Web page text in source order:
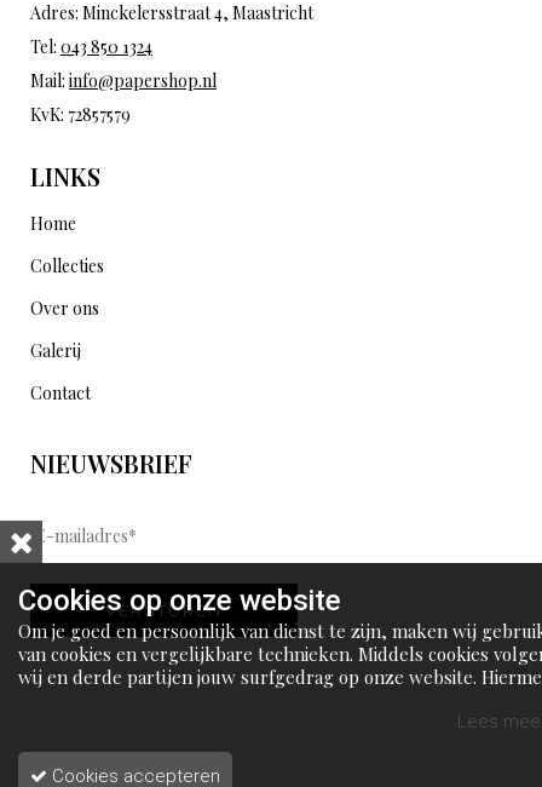
Adres: Minckelersstraat 4, Maastricht
Tel: 043 850 1324
Mail: info@papershop.nl
KvK: 72857579
LINKS
Home
Collecties
Over ons
Galerij
Contact
NIEUWSBRIEF
E
-
m
a
i
l
d
VERSTUREN
Cookies op onze website
Om je goed en persoonlijk van dienst te zijn, maken wij
van cookies en vergelijkbare technieken. Middels cookies
wij en derde partijen jouw surfgedrag op onze website.
Lees
Cookies accepteren